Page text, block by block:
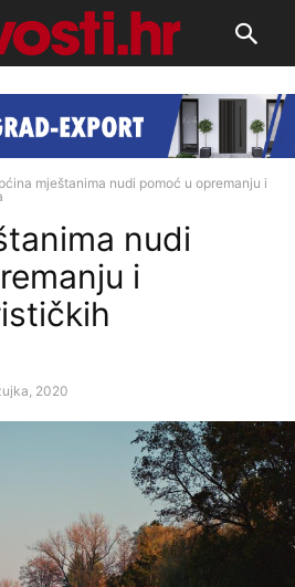
mještanima nudi pomoć u opremanju i
nudi
i
2020